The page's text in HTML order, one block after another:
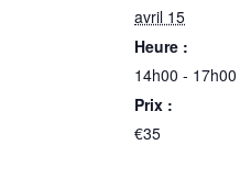
avril 15
Heure :
14h00 - 17h00
Prix :
€35